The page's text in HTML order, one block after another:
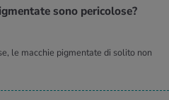
sono pe­ri­co­lo­se?
le macchie pigmentate di solito non